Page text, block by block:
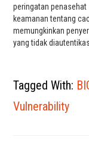
jam terakhir, dengan
pemindaian massal
oleh NCC…
peringatan penasehat
keamanan tentang
memungkinkan
yang tidak
sistem sewenang-
melakukan tindakan
menonaktifkan layanan
IP. Kerentanan dilacak
Tagged With:
Vulnerability